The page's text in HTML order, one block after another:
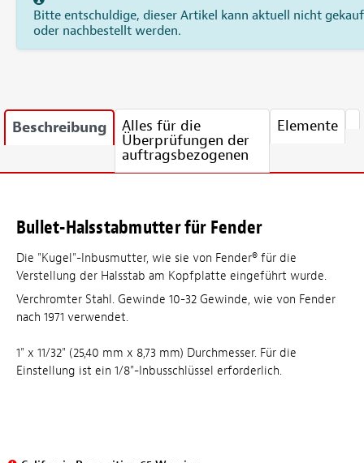
Bitte entschuldige, dieser Artikel kann aktuell nicht
oder nachbestellt werden.
Beschreibung Alles für die
Überprüfungen der
auftragsbezogenen
Elemente
Bullet-Halsstabmutter für Fender
Die "Kugel"-Inbusmutter, wie sie von Fender® für die
Verstellung der Halsstab am Kopfplatte eingeführt wurde.
Verchromter Stahl. Gewinde 10-32 Gewinde, wie von Fender
nach 1971 verwendet.
1" x 11/32" (25,40 mm x 8,73 mm) Durchmesser. Für die
Einstellung ist ein 1/8"-Inbusschlüssel erforderlich.